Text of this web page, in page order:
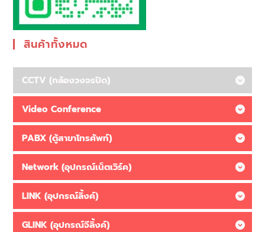
สินค้าทั้งหมด
CCTV (กล้องวงจรปิด)
Video Conference
PABX (ตู้สาขาโทรศัพท์)
Network (อุปกรณ์เน็ตเวิร์ค)
LINK (อุปกรณ์ลิ้งค์)
GLINK (อุปกรณ์จีลิ้งค์)